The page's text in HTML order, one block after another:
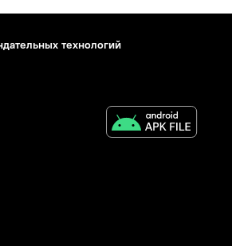
технологий